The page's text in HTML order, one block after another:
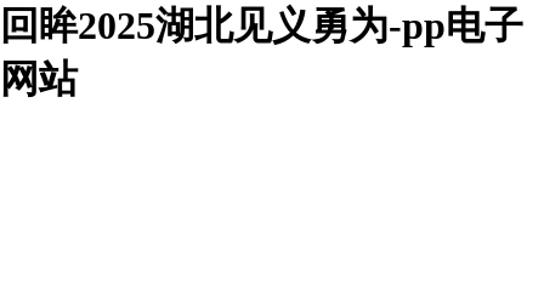
回眸2025湖北见义勇为-pp电子
网站